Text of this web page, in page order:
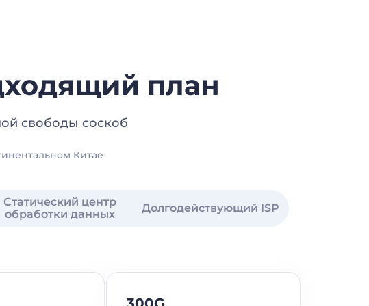
план
свободы соскоб
Китае
Статический центр
обработки данных
Долгодействующий ISP